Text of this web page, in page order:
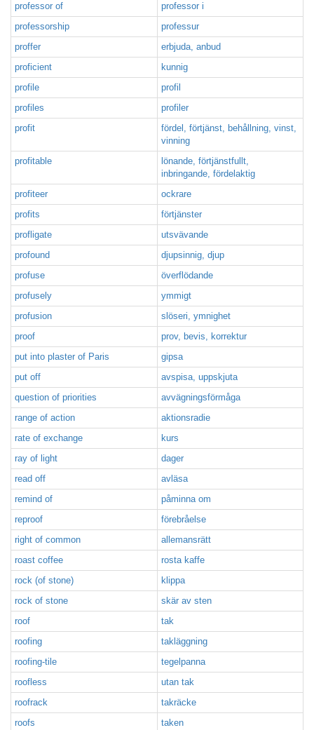
professor of
professor i
professorship
professur
proffer
erbjuda, anbud
proficient
kunnig
profile
profil
profiles
profiler
profit
fördel, förtjänst, behållning, vinst,
vinning
profitable
lönande, förtjänstfullt,
inbringande, fördelaktig
profiteer
ockrare
profits
förtjänster
profligate
utsvävande
profound
djupsinnig, djup
profuse
överflödande
profusely
ymmigt
profusion
slöseri, ymnighet
proof
prov, bevis, korrektur
put into plaster of Paris
gipsa
put off
avspisa, uppskjuta
question of priorities
avvägningsförmåga
range of action
aktionsradie
rate of exchange
kurs
ray of light
dager
read off
avläsa
remind of
påminna om
reproof
förebråelse
right of common
allemansrätt
roast coffee
rosta kaffe
rock (of stone)
klippa
rock of stone
skär av sten
roof
tak
roofing
takläggning
roofing-tile
tegelpanna
roofless
utan tak
roofrack
takräcke
roofs
taken